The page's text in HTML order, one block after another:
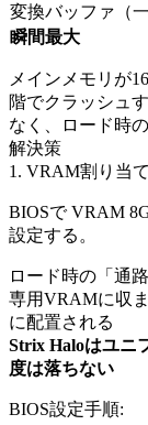
変換バッファ（一
瞬間最大
メインメモリが
階でクラッシュ
なく、ロード時
解決策
1. VRAM割り当
BIOSで VRAM
設定する。
ロード時の「通
専用VRAMに収
に配置される
Strix Haloはユニ
度は落ちない
BIOS設定手順: